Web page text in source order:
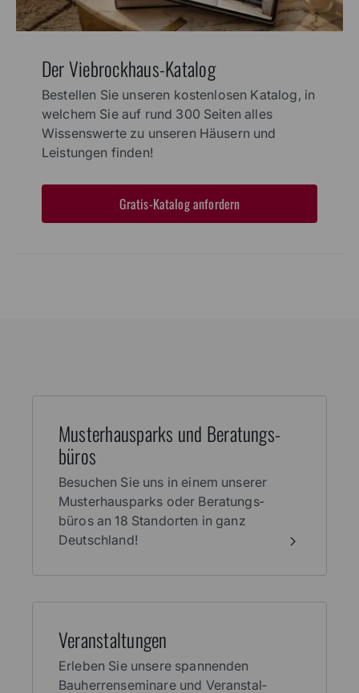
Der Viebrockhaus-Katalog
Bestellen Sie unseren kostenlosen Katalog, in
welchem Sie auf rund 300 Seiten alles
Wissenswerte zu unseren Häusern und
Leistungen finden!
Gratis-Katalog anfordern
Muster­haus­parks und Beratungs­
büros
Besuchen Sie uns in einem unserer
Muster­haus­parks oder Beratungs­
büros an 18 Stand­orten in ganz
Deutschland!
Veran­stal­tungen
Erleben Sie unsere spannenden
Bauherren­seminare und Veranstal­